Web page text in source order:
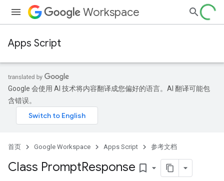
Workspace
Apps Script
Google 会使用 AI 技术将内容翻译成您偏好的语言。AI 翻译可能包
含错误。
首页 Google Workspace Apps Script 参考文档
Class PromptResponse bookmark_border